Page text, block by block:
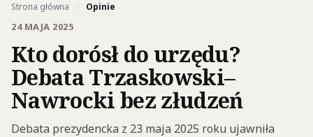
Strona główna / Opinie
24 MAJA 2025
Kto dorósł do urzędu?
Debata Trzaskowski–
Nawrocki bez złudzeń
Debata prezydencka z 23 maja 2025 roku ujawniła